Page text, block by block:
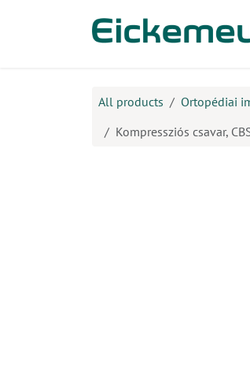
All products Ortopédiai
Kompressziós csavar,